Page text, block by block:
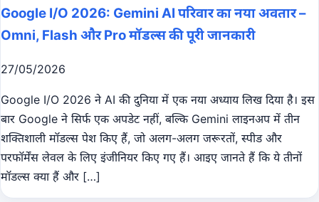
Google I/O 2026: Gemini AI परिवार का नया अवतार –
Omni, Flash और Pro मॉडल्स की पूरी जानकारी
27/05/2026
Google I/O 2026 ने AI की दुनिया में एक नया अध्याय लिख दिया है। इस
बार Google ने सिर्फ एक अपडेट नहीं, बल्कि Gemini लाइनअप में तीन
शक्तिशाली मॉडल्स पेश किए हैं, जो अलग-अलग जरूरतों, स्पीड और
परफॉर्मेंस लेवल के लिए इंजीनियर किए गए हैं। आइए जानते हैं कि ये तीनों
मॉडल्स क्या हैं और […]